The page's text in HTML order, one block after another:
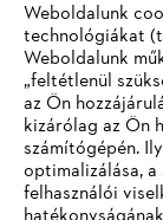
Weboldalunk
technológiákat
Weboldalunk
„feltétlenül
az Ön
kizárólag az Ön
számítógépén.
optimalizálása,
felhasználói